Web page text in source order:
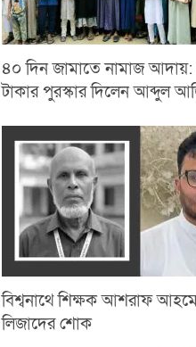
৪০ দিন জামাতে নামাজ
টাকার পুরস্কার দিলেন আব্দুল
বিশ্বনাথে শিক্ষক আশরাফ
লিজাদের শোক